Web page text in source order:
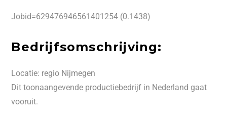
Jobid=629476946561401254 (0.1438)
Bedrijfsomschrijving:
Locatie: regio Nijmegen
Dit toonaangevende productiebedrijf in Nederland gaat
vooruit.